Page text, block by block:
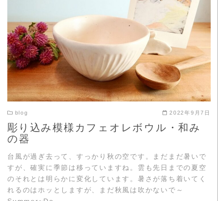
READ MORE
blog 2022年9月7日
彫り込み模様カフェオレボウル・和み
の器
台風が過ぎ去って、すっかり秋の空です。まだまだ暑いで
すが、確実に季節は移っていますね。雲も先日までの夏空
のそれとは明らかに変化しています。暑さが落ち着いてく
れるのはホッとしますが、まだ秋風は吹かないで～